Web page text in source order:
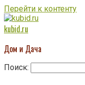
Перейти к контенту
kubid.ru
Дом и Дача
Поиск: